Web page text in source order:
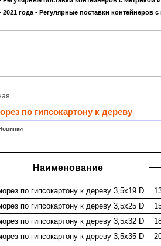
2021 года - Регулярные поставки
по гипсокартону к дереву
Наименование
по гипсокартону к дереву 3,5х19 D
по гипсокартону к дереву 3,5х25 D
по гипсокартону к дереву 3,5х32 D
по гипсокартону к дереву 3,5х35 D